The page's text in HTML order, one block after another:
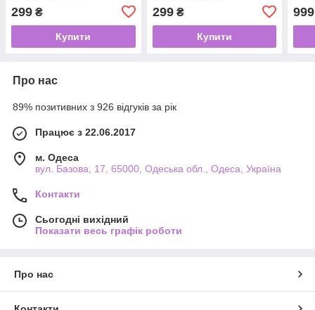
299 ₴
Купити
299₴
Купити
999
Про нас
89% позитивних з 926 відгуків за рік
Працює з 22.06.2017
м. Одеса
вул. Базова, 17, 65000, Одеська обл., Одеса, Україна
Контакти
Сьогодні вихідний
Показати весь графік роботи
Про нас